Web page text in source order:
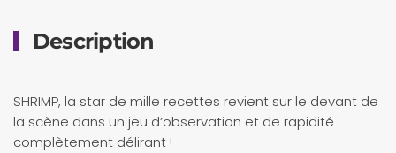
Description
SHRIMP, la star de mille recettes revient sur le devant de
la scène dans un jeu d’observation et de rapidité
complètement délirant !